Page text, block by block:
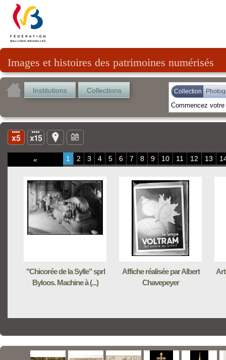
Images et histoires des patrimoines numérisés
Institutions Collections Collection
« 1 2 3 4 5 6 7 8 9 10 11 12 13
"Chicorée de la Sylle" sprl
Byloos. Machine à (...)
Affiche réalisée par Albert
Chavepeyer